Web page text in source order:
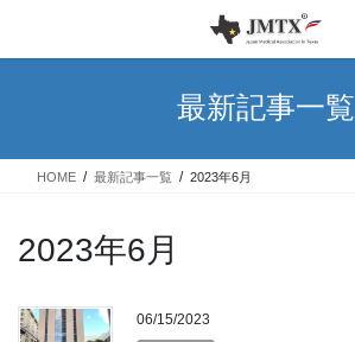
テ
ス
ゲ
ン
最新記事一覧
HOME 最新記事一覧 2023年6月
2023年6月
06/15/2023